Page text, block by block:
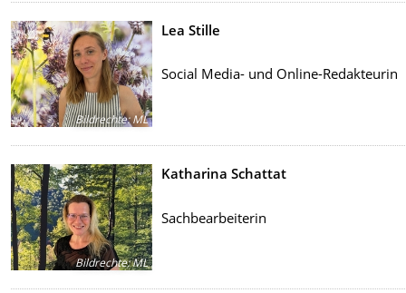
Bildrechte:ML
Lea Stille
Social Media- und Online-Redakteurin
Bildrechte:ML
Katharina Schattat
Sachbearbeiterin